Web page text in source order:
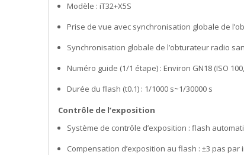
Modèle : iT32+X5S
Prise de vue avec synchronisation globale de
Synchronisation globale de l’obturateur radio
Numéro guide (1/1 étape) : Environ GN18 (ISO
Durée du flash (t0.1) : 1/1000 s~1/30000 s
Contrôle de l’exposition
Système de contrôle d’exposition : flash
Compensation d’exposition au flash : ±3 pas par